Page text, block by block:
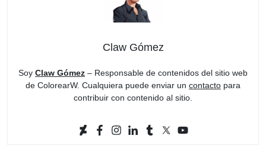
Claw Gómez
Soy Claw Gómez – Responsable de contenidos del sitio web
de ColorearW. Cualquiera puede enviar un contacto para
contribuir con contenido al sitio.